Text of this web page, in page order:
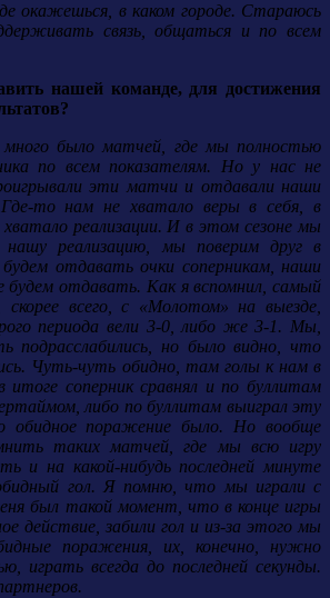
окажешься, в каком городе. Стараюсь
связь, общаться и по всем
нашей команде, для достижения
было матчей, где мы полностью
по всем показателям. Но у нас не
эти матчи и отдавали наши
то нам не хватало веры в себя, в
реализации. И в этом сезоне мы
нашу реализацию, мы поверим друг в
отдавать очки соперникам, наши
будем отдавать. Как я вспомнил, самый
всего, с «Молотом» на выезде,
периода вели 3-0, либо же 3-1. Мы,
подрасслабились, но было видно, что
Чуть-чуть обидно, там голы к нам в
итоге соперник сравнял и по буллитам
либо по буллитам выиграл эту
обидное поражение было. Но вообще
таких матчей, где мы всю игру
и на какой-нибудь последней минуте
гол. Я помню, что мы играли с
был такой момент, что в конце игры
действие, забили гол и из-за этого мы
поражения, их, конечно, нужно
играть всегда до последней секунды.